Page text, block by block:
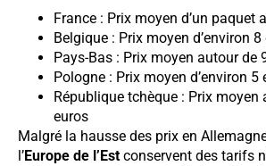
France : Prix moyen d’un paquet
Belgique : Prix moyen d’environ 8
Pays-Bas : Prix moyen autour de
Pologne : Prix moyen d’environ 5
République tchèque : Prix moyen
euros
Malgré la hausse des prix en
l’Europe de l’Est conservent des tarifs